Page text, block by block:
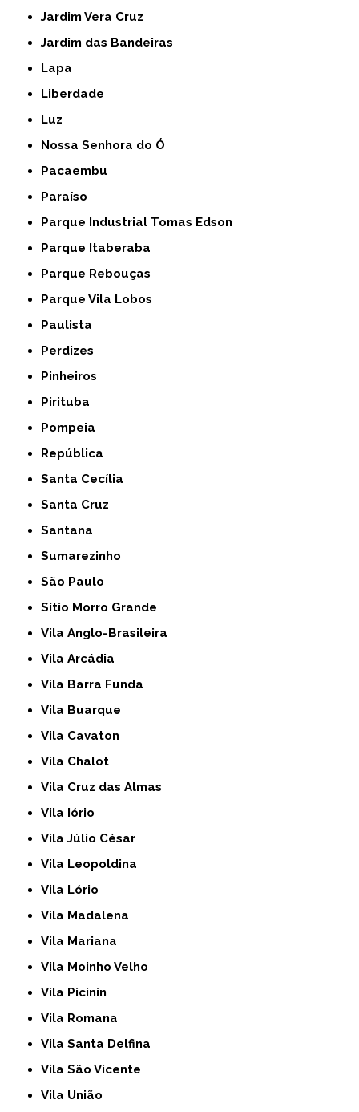
Jardim Vera Cruz
Jardim das Bandeiras
Lapa
Liberdade
Luz
Nossa Senhora do Ó
Pacaembu
Paraíso
Parque Industrial Tomas Edson
Parque Itaberaba
Parque Rebouças
Parque Vila Lobos
Paulista
Perdizes
Pinheiros
Pirituba
Pompeia
República
Santa Cecília
Santa Cruz
Santana
Sumarezinho
São Paulo
Sítio Morro Grande
Vila Anglo-Brasileira
Vila Arcádia
Vila Barra Funda
Vila Buarque
Vila Cavaton
Vila Chalot
Vila Cruz das Almas
Vila Iório
Vila Júlio César
Vila Leopoldina
Vila Lório
Vila Madalena
Vila Mariana
Vila Moinho Velho
Vila Picinin
Vila Romana
Vila Santa Delfina
Vila São Vicente
Vila União